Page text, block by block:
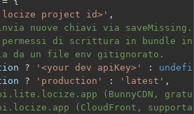
locize project id>' ,
nuove chiavi via saveMissing.
permessi di scrittura in bundle
da un file env gitignorato.
? '<your dev apiKey>' :
? 'production' : 'latest' ,
(BunnyCDN,
(CloudFront, supporta